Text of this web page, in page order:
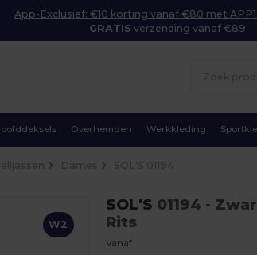
App-Exclusief: €10 korting vanaf €80 met
GRATIS verzending vanaf €89
Overhemden Werkkleding
W2
SOL'S 01194 -
Rits
Vanaf